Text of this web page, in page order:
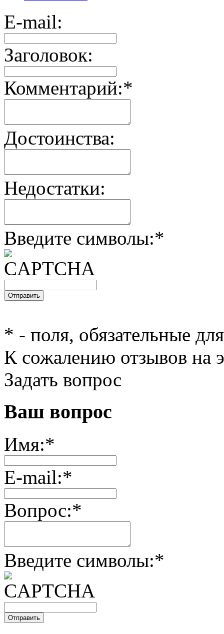
E-mail:
Заголовок:
Комментарий:*
Достоинства:
Недостатки:
Введите символы:*
* - поля, обязательные
К сожалению отзывов на
Задать вопрос
Ваш вопрос
Имя:*
E-mail:*
Вопрос:*
Введите символы:*